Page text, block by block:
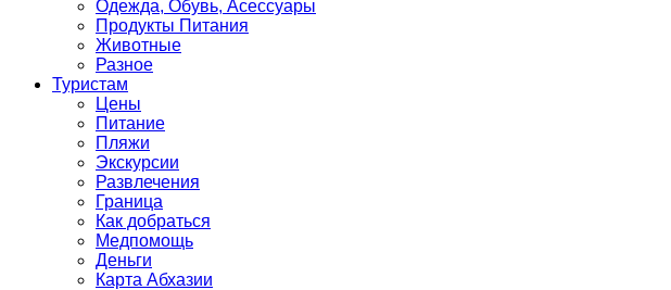
Одежда, Обувь, Асессуары
Продукты Питания
Животные
Разное
Туристам
Цены
Питание
Пляжи
Экскурсии
Развлечения
Граница
Как добраться
Медпомощь
Деньги
Карта Абхазии